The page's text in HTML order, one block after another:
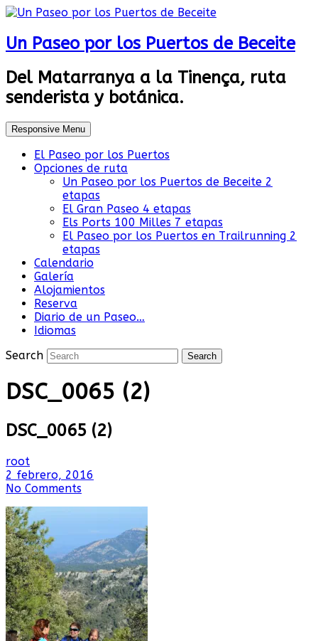
Un Paseo por los Puertos de Beceite
Del Matarranya a la Tinença, ruta
senderista y botánica.
Responsive Menu
El Paseo por los Puertos
Opciones de ruta
Un Paseo por los Puertos de Beceite 2
etapas
El Gran Paseo 4 etapas
Els Ports 100 Milles 7 etapas
El Paseo por los Puertos en Trailrunning 2
etapas
Calendario
Galería
Alojamientos
Reserva
Diario de un Paseo…
Idiomas
Search
DSC_0065 (2)
DSC_0065 (2)
root
2 febrero, 2016
No Comments